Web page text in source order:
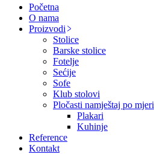
Početna
O nama
Proizvodi
Stolice
Barske stolice
Fotelje
Sećije
Sofe
Klub stolovi
Pločasti namještaj po mjeri
Plakari
Kuhinje
Reference
Kontakt